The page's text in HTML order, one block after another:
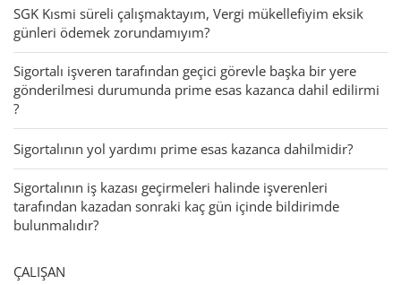
SGK Kısmi süreli çalışmaktayım, Vergi mükellefiyim eksik
günleri ödemek zorundamıyım?
Sigortalı işveren tarafından geçici görevle başka bir yere
gönderilmesi durumunda prime esas kazanca dahil edilirmi
?
Sigortalının yol yardımı prime esas kazanca dahilmidir?
Sigortalının iş kazası geçirmeleri halinde işverenleri
tarafından kazadan sonraki kaç gün içinde bildirimde
bulunmalıdır?
ÇALIŞAN